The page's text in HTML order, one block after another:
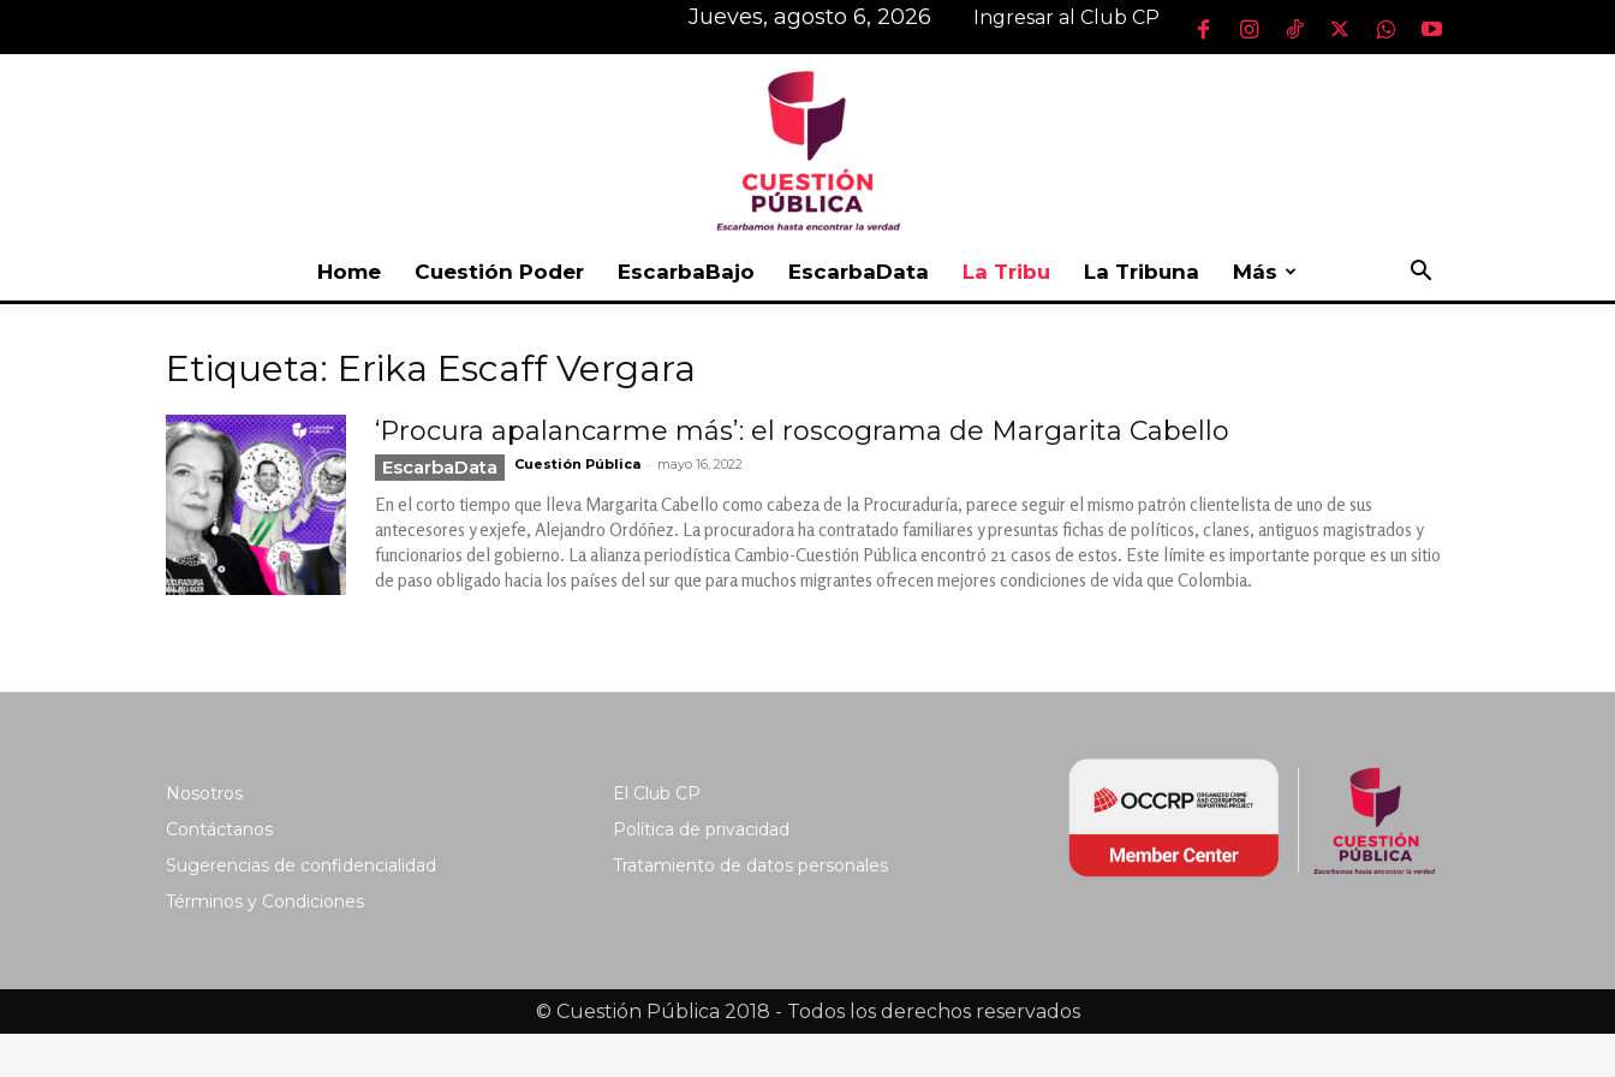
jueves, agosto 6, 2026 Ingresar al Club CP
Home Cuestión Poder EscarbaBajo EscarbaData La Tribu La Tribuna Más
Etiqueta: Erika Escaff Vergara
‘Procura apalancarme más’: el roscograma de Margarita Cabello
EscarbaData Cuestión Pública - mayo 16, 2022
En el corto tiempo que lleva Margarita Cabello como cabeza de la Procuraduría, parece seguir el mismo patrón clientelista de uno de sus
antecesores y exjefe, Alejandro Ordóñez. La procuradora ha contratado familiares y presuntas fichas de políticos, clanes, antiguos magistrados y
funcionarios del gobierno. La alianza periodística Cambio-Cuestión Pública encontró 21 casos de estos. Este límite es importante porque es un sitio
de paso obligado hacia los países del sur que para muchos migrantes ofrecen mejores condiciones de vida que Colombia.
Nosotros
Contáctanos
Sugerencias de confidencialidad
Términos y Condiciones
El Club CP
Política de privacidad
Tratamiento de datos personales
© Cuestión Pública 2018 - Todos los derechos reservados